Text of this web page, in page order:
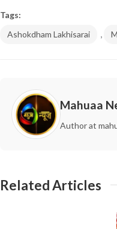
Tags:
Ashokdham Lakhisarai
,
Mahuaa
Author at
Related Articles